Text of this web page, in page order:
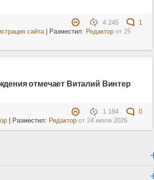
4 245
1
сайта| Разместил: Редакторот 25
отмечает Виталий Винтер
1 184
0
| Разместил: Редакторот 24 июля 2026